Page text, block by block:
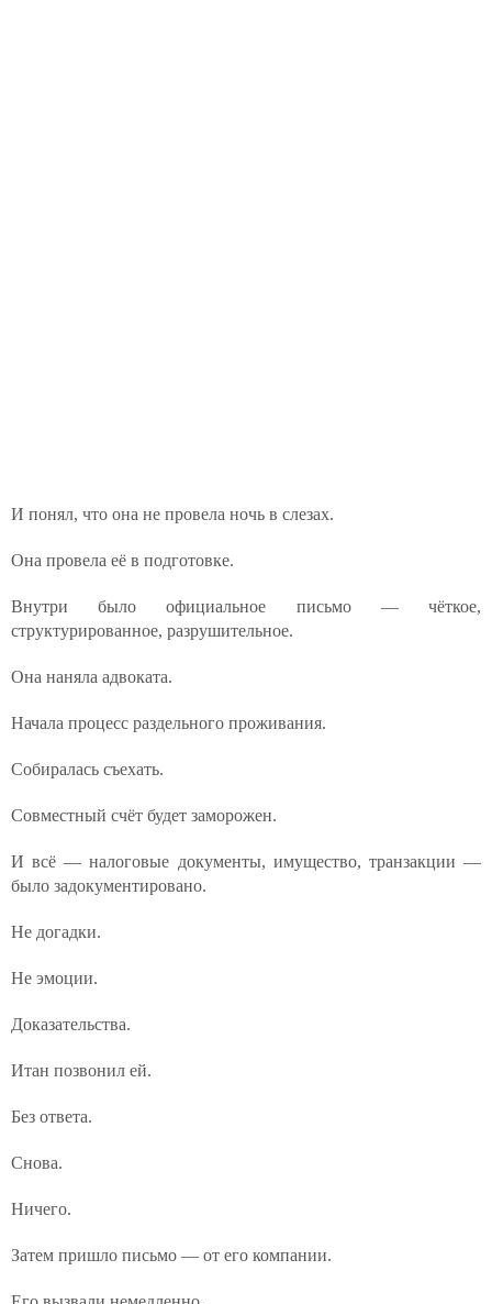
И понял, что она не провела ночь в слезах.
Она провела её в подготовке.
Внутри было официальное письмо — чёткое,
структурированное, разрушительное.
Она наняла адвоката.
Начала процесс раздельного проживания.
Собиралась съехать.
Совместный счёт будет заморожен.
И всё — налоговые документы, имущество, транзакции —
было задокументировано.
Не догадки.
Не эмоции.
Доказательства.
Итан позвонил ей.
Без ответа.
Снова.
Ничего.
Затем пришло письмо — от его компании.